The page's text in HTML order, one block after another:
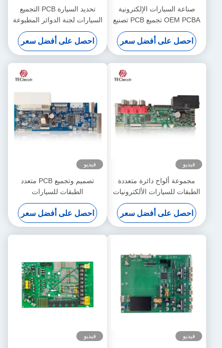
صناعة السيارات الإلكترونية
OEM PCBA تجميع PCB تصنيع
السيارات حلول PCBA
احصل على أفضل سعر
تحديد السيارة PCB التجميع
السيارات لجنة الدوائر المطبوعة
PCBA متعددة الطبقات
احصل على أفضل سعر
فيديو
مجموعة ألواح دائرة متعددة
الطبقات للسيارات الألكترونيات
الآلية
احصل على أفضل سعر
فيديو
تصميم وتجميع PCB متعدد
الطبقات للسيارات
احصل على أفضل سعر
فيديو فيديو